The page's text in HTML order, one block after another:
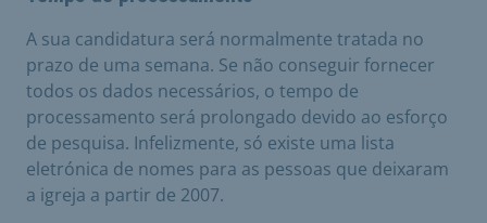
A sua candidatura será normalmente tratada no
prazo de uma semana. Se não conseguir fornecer
todos os dados necessários, o tempo de
processamento será prolongado devido ao esforço
de pesquisa. Infelizmente, só existe uma lista
eletrónica de nomes para as pessoas que deixaram
a igreja a partir de 2007.